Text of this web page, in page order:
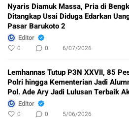
Nyaris Diamuk Massa, Pria di
Ditangkap Usai Diduga Edarkan
Pasar Barukoto 2
Editor
0 0 6/07/2026
Lemhannas Tutup P3N XXVII, 85
Polri hingga Kementerian Jadi
Pol. Ade Ary Jadi Lulusan Terbaik
Editor
0 0 5/06/2026